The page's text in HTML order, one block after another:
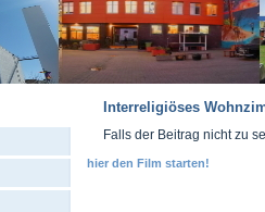
Interreligiöses
Falls der Beitrag nicht zu
hier den Film starten!